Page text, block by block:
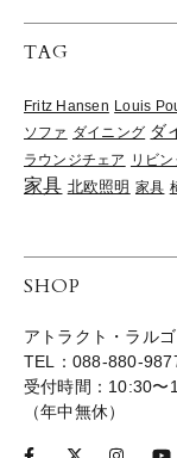
TAG
Fritz Hansen Louis
ソファ ダイニング ダ
ラウンジチェア リビ
家具 北欧照明 家具
SHOP
アトラクト・ラルゴ
TEL：088-880-
受付時間：10:30〜
（年中無休）